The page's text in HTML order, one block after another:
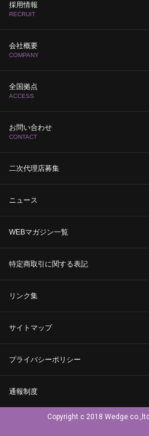
採用情報
RECRUIT
会社概要
COMPANY
全国拠点
ACCESS
お問い合わせ
CONTACT
二次代理店募集
ニュース
WEBマガジン一覧
特定商取引に関する表記
リンク集
サイトマップ
プライバシーポリシー
通報制度
Copyright c 2018 Wedge